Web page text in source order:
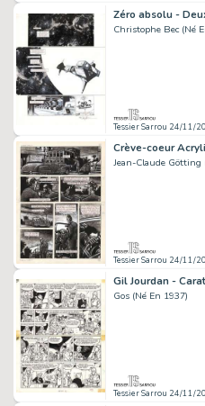
Christophe Bec (Né
Tessier Sarrou 24/11/
Jean-Claude Götting
Tessier Sarrou 24/11/
Gos (Né En 1937)
Tessier Sarrou 24/11/